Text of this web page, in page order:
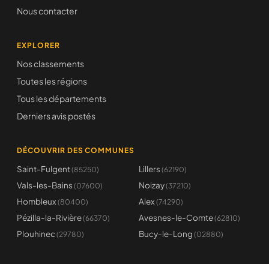
Nous contacter
EXPLORER
Nos classements
Toutes les régions
Tous les départements
Derniers avis postés
DÉCOUVRIR DES COMMUNES
Saint-Fulgent(85250) Lillers (62190)
Vals-les-Bains (07600) Noizay(37210)
Hombleux (80400) Alex (74290)
Pézilla-la-Rivière(66370) Avesnes-le-Comte(62810)
Plouhinec (29780) Bucy-le-Long (02880)